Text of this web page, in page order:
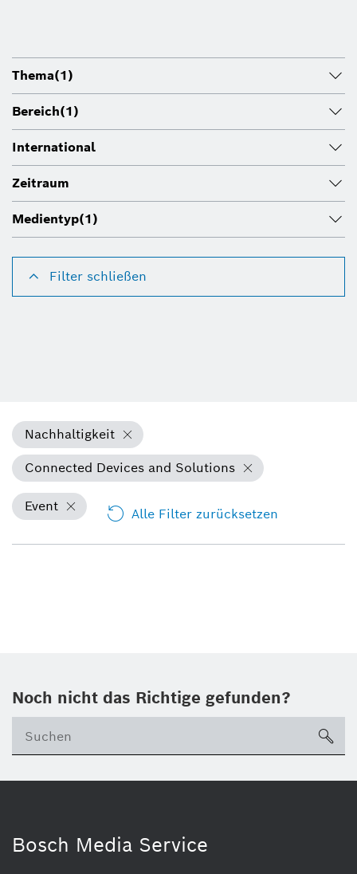
Thema(1)
Bereich(1)
International
Zeitraum
Medientyp(1)
Filter schließen
Nachhaltigkeit
Connected Devices and Solutions
Event Alle Filter zurücksetzen
Noch nicht das Richtige gefunden?
Bosch Media Service